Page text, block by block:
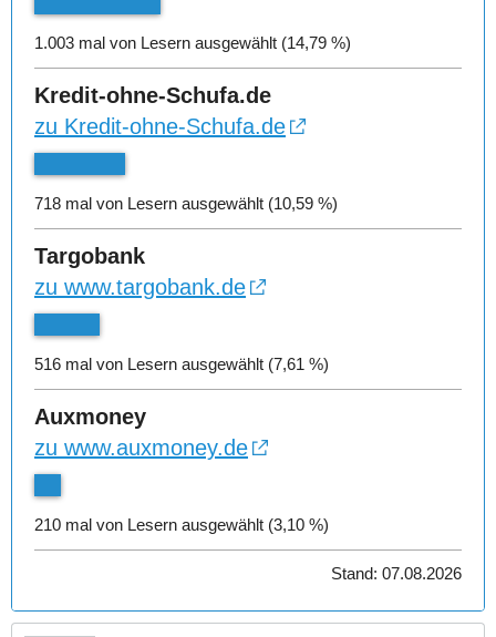
1.003 mal von Lesern ausgewählt (14,79 %)
Kredit-ohne-Schufa.de
zu Kredit-ohne-Schufa.de
718 mal von Lesern ausgewählt (10,59 %)
Targobank
zu www.targobank.de
516 mal von Lesern ausgewählt (7,61 %)
Auxmoney
zu www.auxmoney.de
210 mal von Lesern ausgewählt (3,10 %)
Stand: 07.08.2026